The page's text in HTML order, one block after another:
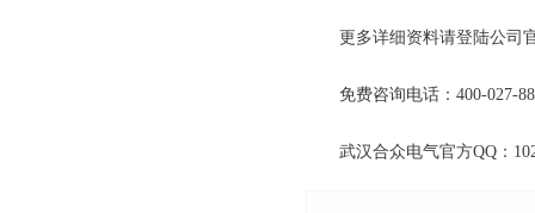
更多详细资料请登陆公司
免费咨询电话：400-027-
武汉合众电气官方QQ：